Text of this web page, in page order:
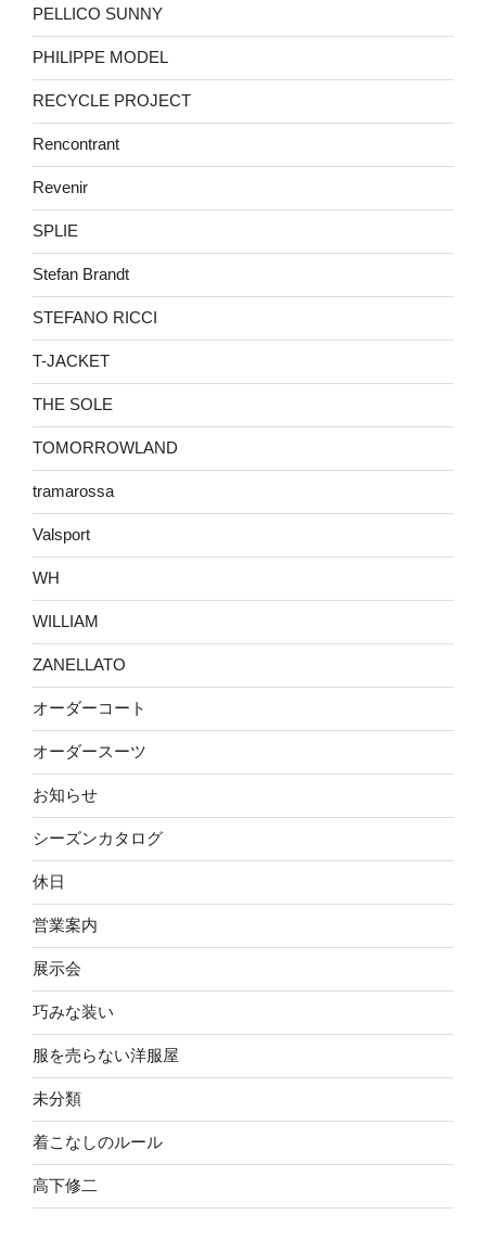
PELLICO SUNNY
PHILIPPE MODEL
RECYCLE PROJECT
Rencontrant
Revenir
SPLIE
Stefan Brandt
STEFANO RICCI
T-JACKET
THE SOLE
TOMORROWLAND
tramarossa
Valsport
WH
WILLIAM
ZANELLATO
オーダーコート
オーダースーツ
お知らせ
シーズンカタログ
休日
営業案内
展示会
巧みな装い
服を売らない洋服屋
未分類
着こなしのルール
高下修二